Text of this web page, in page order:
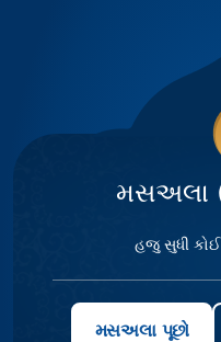
મસઅલા
હજુ સુધી
મસઅલા પૂછો